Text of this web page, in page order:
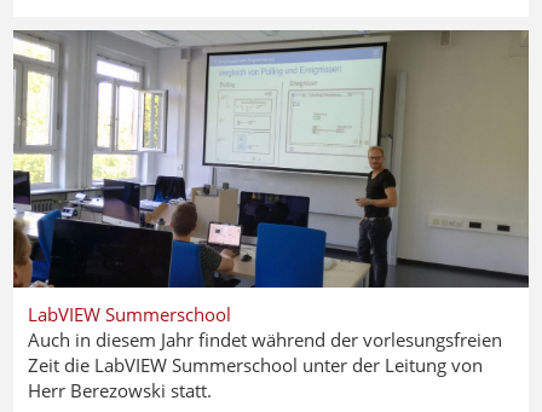
LabVIEW Summerschool
Auch in diesem Jahr findet während der vorlesungsfreien
Zeit die LabVIEW Summerschool unter der Leitung von
Herr Berezowski statt.